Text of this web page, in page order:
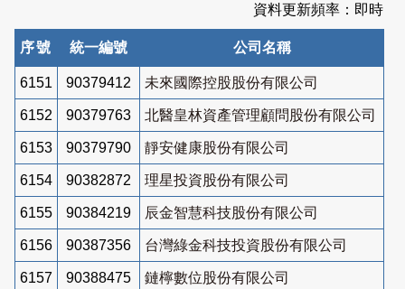
資料更新頻率：即時
序號 統一編號 公司名稱
6151 90379412 未來國際控股股份有限公司
6152 90379763 北醫皇林資產管理顧問股份有限公司
6153 90379790 靜安健康股份有限公司
6154 90382872 理星投資股份有限公司
6155 90384219 辰金智慧科技股份有限公司
6156 90387356 台灣綠金科技投資股份有限公司
6157 90388475 鏈檸數位股份有限公司